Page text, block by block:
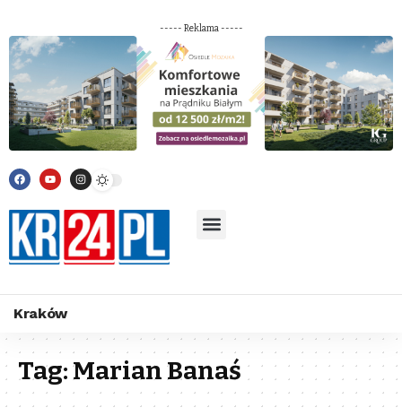
----- Reklama -----
Kraków
Tag:Marian Banaś